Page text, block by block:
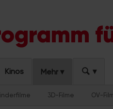
Kinos Mehr
3D-Filme OV-